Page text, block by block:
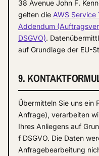
38 Avenue John F.
gelten die AWS Service
Addendum
DSGVO).
auf Grundlage der EU-
9.
Übermitteln Sie uns ein
Anfrage), verarbeiten
Ihres Anliegens auf
f DSGVO. Die Daten
Anfragebearbeitung